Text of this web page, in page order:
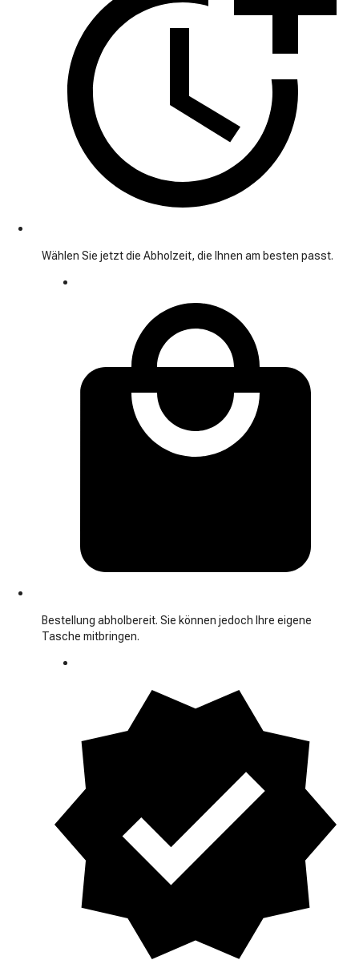
Wählen Sie jetzt die Abholzeit, die Ihnen am besten passt.
Bestellung abholbereit. Sie können jedoch Ihre eigene
Tasche mitbringen.